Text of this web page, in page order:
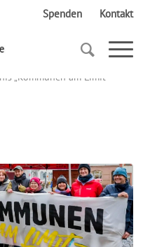
Spenden Kontakt
„Kommunen am Limit“